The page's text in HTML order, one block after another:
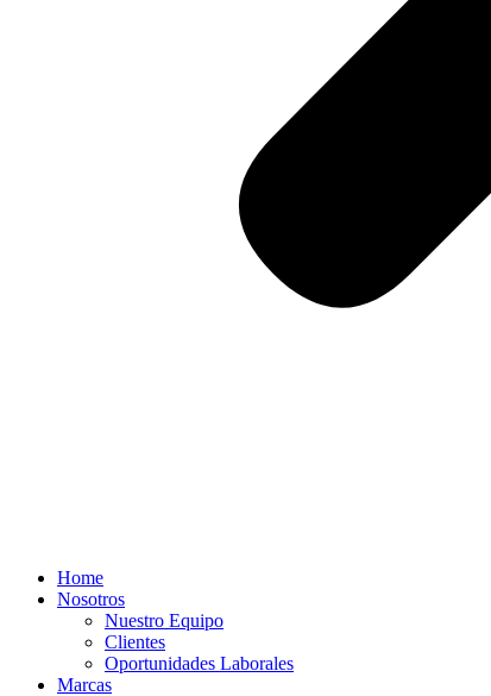
Home
Nosotros
Nuestro Equipo
Clientes
Oportunidades Laborales
Marcas